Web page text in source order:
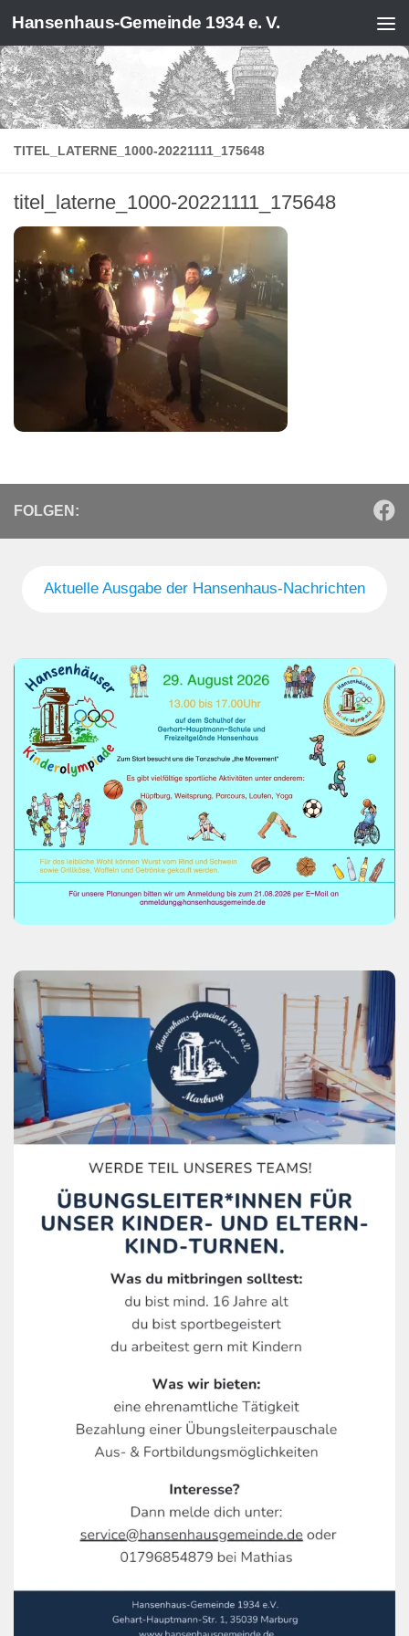
Zum Inhalt springen
Hansenhaus-Gemeinde 1934 e. V.
TITEL_LATERNE_1000-20221111_175648
titel_laterne_1000-20221111_175648
FOLGEN:
Aktuelle Ausgabe der Hansenhaus-Nachrichten